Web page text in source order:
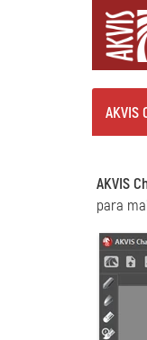
AKVIS
AKVIS
para